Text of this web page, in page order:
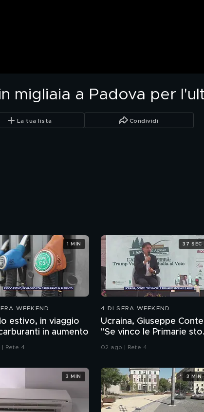
migliaia a Padova per
La tua lista Condividi
WEEKEND
estivo, in viaggio
in aumento
| Rete 4
1 MIN
4 DI SERA WEEKEND
Ucraina, Giuseppe
"Se vinco le Primarie
alle armi"
02 ago | Rete 4
37 SEC
3 MIN 3 MIN